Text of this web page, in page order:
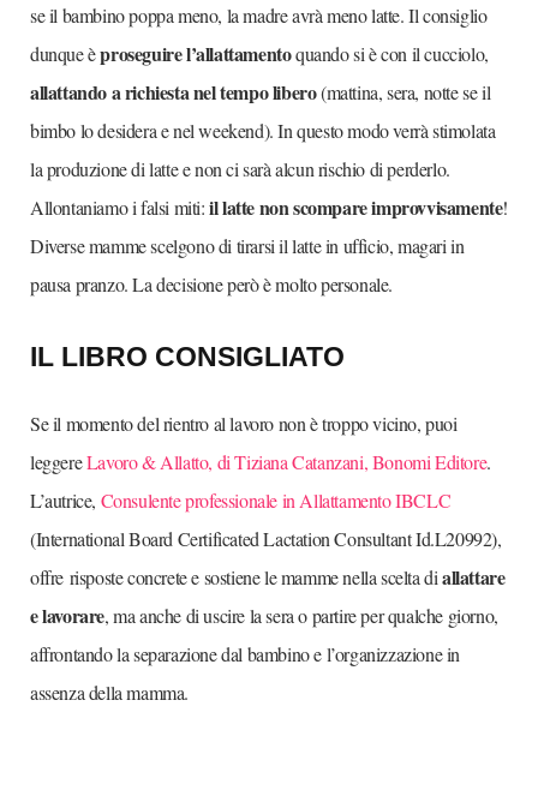
se il bambino poppa meno, la madre avrà meno latte. Il consiglio
dunque èproseguire l’allattamentoquando si è con il cucciolo,
allattando a richiesta nel tempo libero(mattina, sera, notte se il
bimbo lo desidera e nel weekend). In questo modo verrà stimolata
la produzione di latte e non ci sarà alcun rischio di perderlo.
Allontaniamo i falsi miti:il latte non scompare improvvisamente!
Diverse mamme scelgono di tirarsi il latte in ufficio, magari in
pausa pranzo. La decisione però è molto personale.
IL LIBRO CONSIGLIATO
Se il momento del rientro al lavoro non è troppo vicino, puoi
leggereLavoro & Allatto, di Tiziana Catanzani, Bonomi Editore.
L’autrice, Consulente professionale in Allattamento IBCLC
(International Board Certificated Lactation Consultant Id.L20992),
offre risposte concrete e sostiene le mamme nella scelta diallattare
e lavorare, ma anche di uscire la sera o partire per qualche giorno,
affrontando la separazione dal bambino e l’organizzazione in
assenza della mamma.